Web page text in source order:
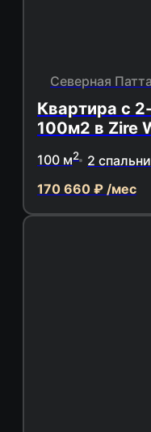
Северная
Квартира с
100м2 в Zire
100 м2 2 спальни
170 660 ₽ /мес